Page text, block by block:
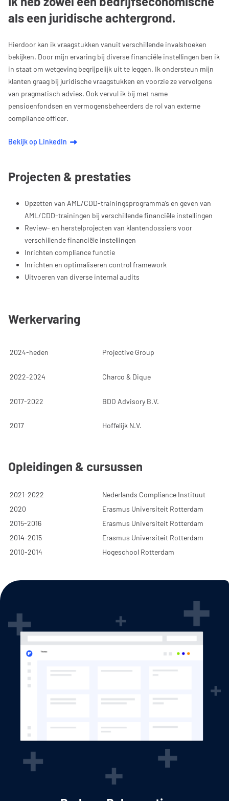
als een juridische achtergrond.
Hierdoor kan ik vraagstukken vanuit verschillende invalshoeken
bekijken. Door mijn ervaring bij diverse financiële instellingen ben ik
in staat om wetgeving begrijpelijk uit te leggen. Ik ondersteun mijn
klanten graag bij juridische vraagstukken en voorzie ze vervolgens
van pragmatisch advies. Ook vervul ik bij met name
pensioenfondsen en vermogensbeheerders de rol van externe
compliance officer.
Bekijk op LinkedIn
Projecten & prestaties
Opzetten van AML/CDD-trainingsprogramma’s en geven van
AML/CDD-trainingen bij verschillende financiële instellingen
Review- en herstelprojecten van klantendossiers voor
verschillende financiële instellingen
Inrichten compliance functie
Inrichten en optimaliseren control framework
Uitvoeren van diverse internal audits
Werkervaring
2024-heden Projective Group
2022-2024 Charco & Dique
2017-2022 BDO Advisory B.V.
2017 Hoffelijk N.V.
Opleidingen & cursussen
2021-2022
Nederlands Compliance Instituut
2020
Erasmus Universiteit Rotterdam
2015-2016
Erasmus Universiteit Rotterdam
2014-2015
Erasmus Universiteit Rotterdam
2010-2014
Hogeschool Rotterdam